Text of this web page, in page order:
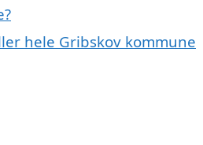
hele Gribskov kommune